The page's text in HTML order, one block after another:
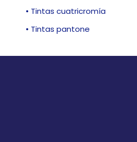
• Tintas cuatricromía
• Tintas pantone